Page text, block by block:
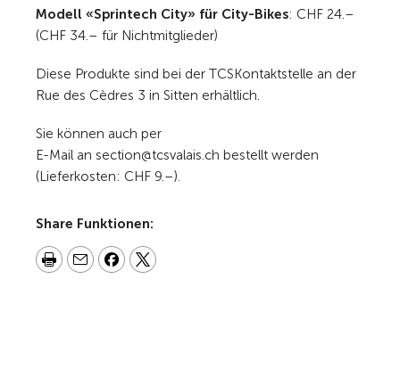
Modell «Sprintech City» für City-Bikes: CHF 24.–
(CHF 34.– für Nichtmitglieder)
Diese Produkte sind bei der TCSKontaktstelle an der
Rue des Cèdres 3 in Sitten erhältlich.
Sie können auch per
E-Mail an section@tcsvalais.ch bestellt werden
(Lieferkosten: CHF 9.–).
Share Funktionen: